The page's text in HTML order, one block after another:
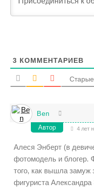
3 КОММЕНТАРИЕВ
Старые
Ben
Автор 4 лет
Алеся Энберт (в
фотомодель и блогер.
того, как вышла замуж
фигуриста Александра